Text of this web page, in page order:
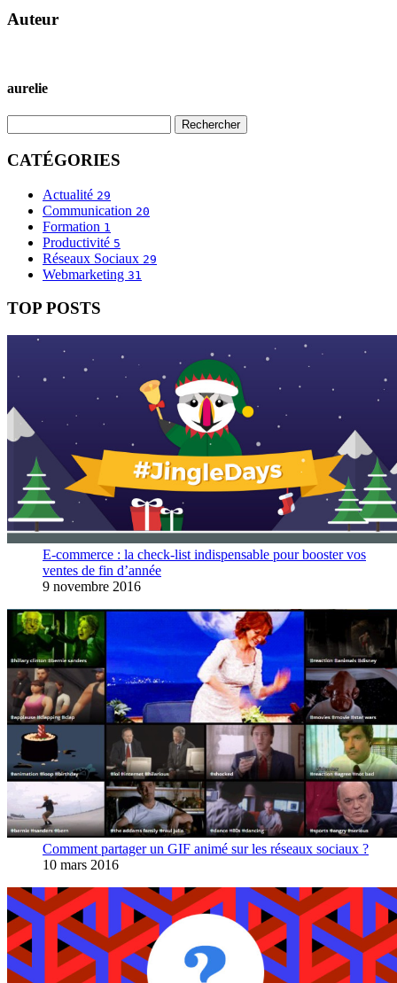
Auteur
aurelie
CATÉGORIES
Actualité 29
Communication 20
Formation 1
Productivité 5
Réseaux Sociaux 29
Webmarketing 31
TOP POSTS
E-commerce : la check-list indispensable pour booster vos
ventes de fin d’année
9 novembre 2016
Comment partager un GIF animé sur les réseaux sociaux ?
10 mars 2016